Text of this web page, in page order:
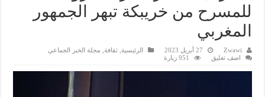
للمسرح من خريبكة تبهر الجمهور
المغربي
Zwawi 27 أبريل 2023 الرئيسية ,ثقافة
مجلة الخبر الجماعي
اضف تعليق
951 زيارة